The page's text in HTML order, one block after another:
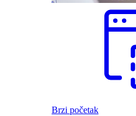
Brzi početak